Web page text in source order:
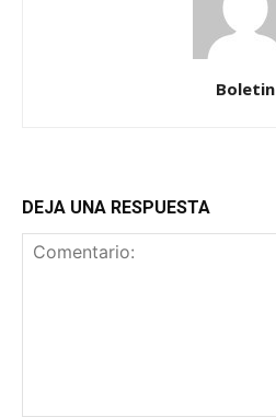
Boletin
DEJA UNA RESPUESTA